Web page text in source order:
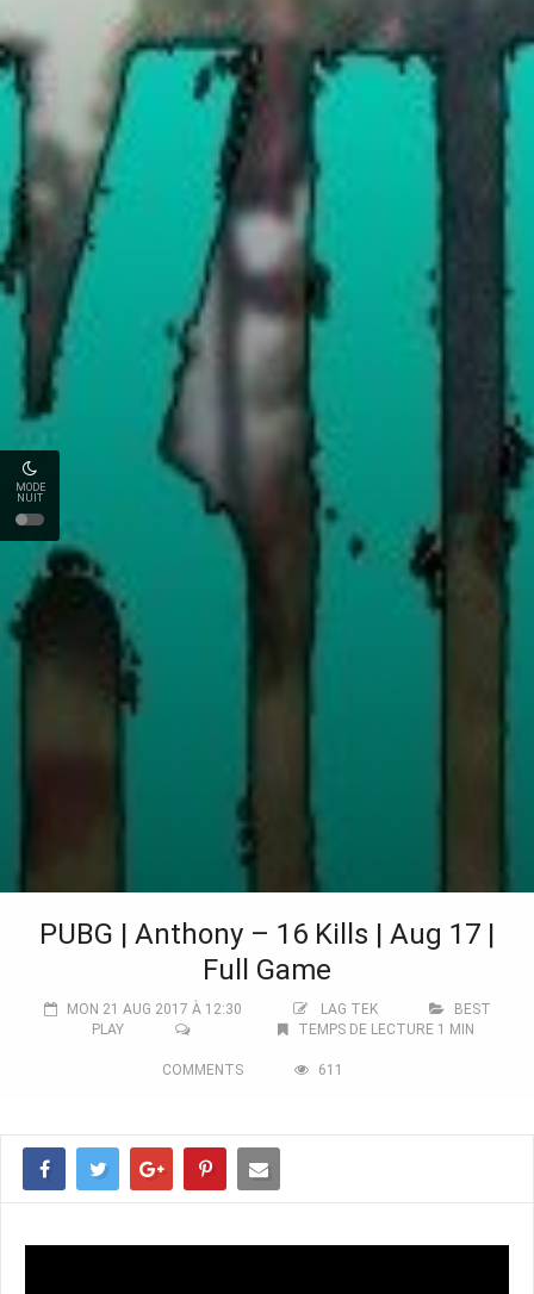
MODE
NUIT
PUBG | Anthony – 16 Kills | Aug 17 |
Full Game
MON 21 AUG 2017 À 12:30 LAG TEK
BEST
PLAY
TEMPS DE LECTURE 1 MIN
COMMENTS 611